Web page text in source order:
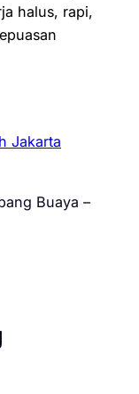
halus, rapi,
Jakarta
Buaya –